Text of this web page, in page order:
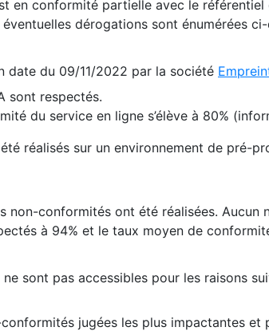
en conformité partielle avec le référentiel
dérogations sont énumérées ci-
date du 09/11/2022 par la société
sont respectés.
du service en ligne s’élève à 80%
réalisés sur un environnement de pré-
non-conformités ont été réalisées. Aucun
à 94% et le taux moyen de
sont pas accessibles pour les raisons
jugées les plus impactantes